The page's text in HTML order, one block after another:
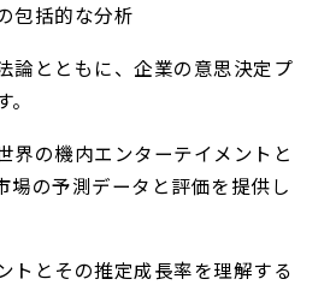
包括的な分析
論とともに、企業の意思決定プ
界の機内エンターテイメントと
場の予測データと評価を提供し
トとその推定成長率を理解する